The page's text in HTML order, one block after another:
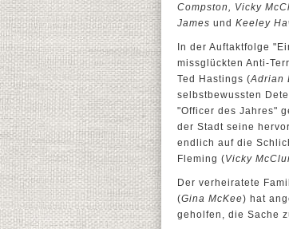
Compston, Vicky
James und Keeley
In der Auftaktfolge
missglückten Anti-
Ted Hastings (Adrian
selbstbewussten
"Officer des Jahres"
der Stadt seine
endlich auf die
Fleming (Vicky
Der verheiratete
(Gina McKee) hat
geholfen, die Sache